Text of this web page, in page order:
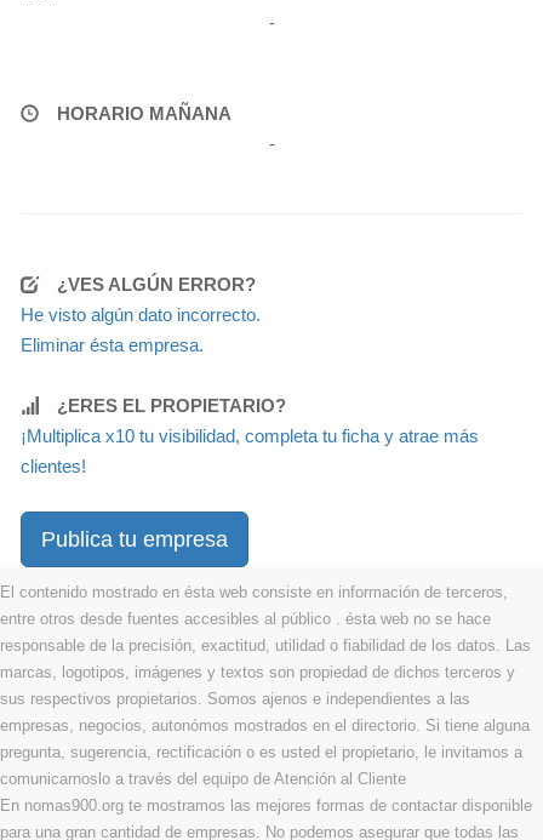
-
HORARIO MAÑANA
-
¿VES ALGÚN ERROR?
He visto algún dato incorrecto.
Eliminar ésta empresa.
¿ERES EL PROPIETARIO?
¡Multiplica x10 tu visibilidad, completa tu ficha y atrae más
clientes!
Publica tu empresa
El contenido mostrado en ésta web consiste en información de terceros,
entre otros desde fuentes accesibles al público . ésta web no se hace
responsable de la precisión, exactitud, utilidad o fiabilidad de los datos. Las
marcas, logotipos, imágenes y textos son propiedad de dichos terceros y
sus respectivos propietarios. Somos ajenos e independientes a las
empresas, negocios, autonómos mostrados en el directorio. Si tiene alguna
pregunta, sugerencia, rectificación o es usted el propietario, le invitamos a
comunicarnoslo a través del equipo de Atención al Cliente
En nomas900.org te mostramos las mejores formas de contactar disponible
para una gran cantidad de empresas. No podemos asegurar que todas las